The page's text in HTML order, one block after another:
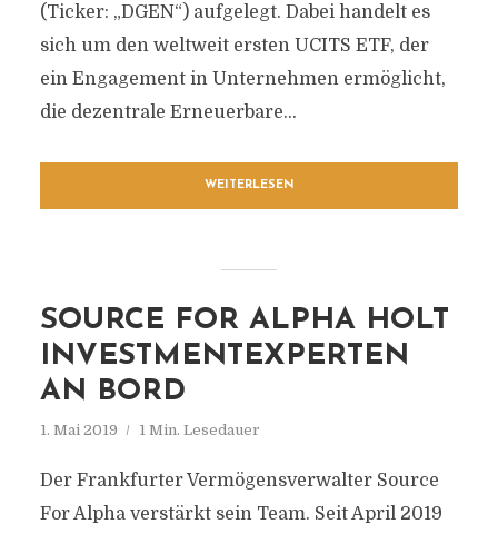
(Ticker: „DGEN“) aufgelegt. Dabei handelt es
sich um den weltweit ersten UCITS ETF, der
ein Engagement in Unternehmen ermöglicht,
die dezentrale Erneuerbare...
WEITERLESEN
SOURCE FOR ALPHA HOLT
INVESTMENTEXPERTEN
AN BORD
1. Mai 2019 1 Min. Lesedauer
Der Frankfurter Vermögensverwalter Source
For Alpha verstärkt sein Team. Seit April 2019